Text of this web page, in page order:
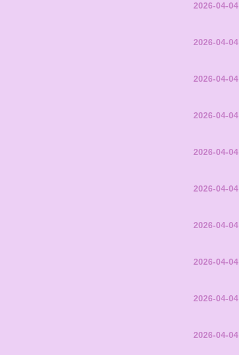
2026-04-04
2026-04-04
2026-04-04
2026-04-04
2026-04-04
2026-04-04
2026-04-04
2026-04-04
2026-04-04
2026-04-04